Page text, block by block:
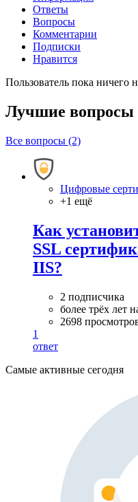
Ответы
Вопросы
Комментарии
Подписки
Нравится
Пользователь пока ничего
Лучшие вопросы
Все вопросы (2)
Цифровые
+1 ещё
Как
SSL
IIS?
2 подписчика
более трёх лет
2698
1
ответ
Самые активные сегодня